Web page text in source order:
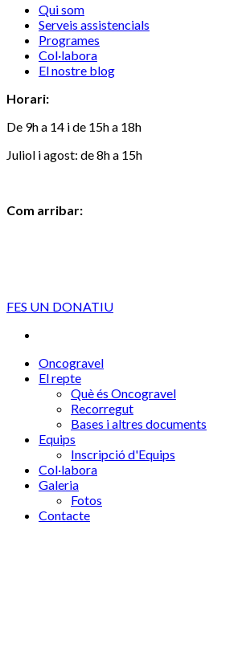
Qui som
Serveis assistencials
Programes
Col·labora
El nostre blog
Horari:
De 9h a 14 i de 15h a 18h
Juliol i agost: de 8h a 15h
Com arribar:
FES UN DONATIU
Oncogravel
El repte
Què és Oncogravel
Recorregut
Bases i altres documents
Equips
Inscripció d'Equips
Col·labora
Galeria
Fotos
Contacte